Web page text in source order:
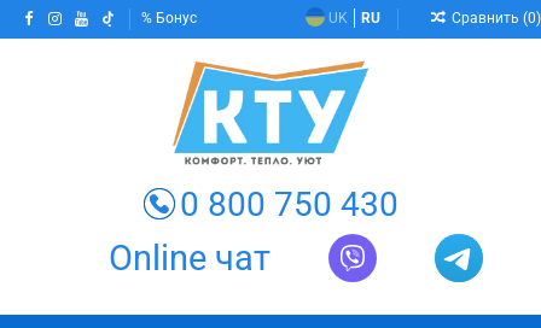
Бонус UK RU Сравнить (0)
0 800 750 430
Online чат